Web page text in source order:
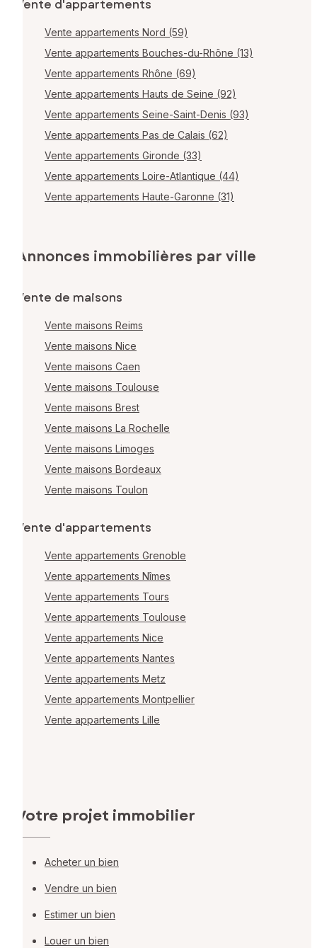
Vente d'appartements
Vente appartements Nord (59)
Vente appartements Bouches-du-Rhône (13)
Vente appartements Rhône (69)
Vente appartements Hauts de Seine (92)
Vente appartements Seine-Saint-Denis (93)
Vente appartements Pas de Calais (62)
Vente appartements Gironde (33)
Vente appartements Loire-Atlantique (44)
Vente appartements Haute-Garonne (31)
Annonces immobilières par ville
Vente de maisons
Vente maisons Reims
Vente maisons Nice
Vente maisons Caen
Vente maisons Toulouse
Vente maisons Brest
Vente maisons La Rochelle
Vente maisons Limoges
Vente maisons Bordeaux
Vente maisons Toulon
Vente d'appartements
Vente appartements Grenoble
Vente appartements Nîmes
Vente appartements Tours
Vente appartements Toulouse
Vente appartements Nice
Vente appartements Nantes
Vente appartements Metz
Vente appartements Montpellier
Vente appartements Lille
Votre projet immobilier
Acheter un bien
Vendre un bien
Estimer un bien
Louer un bien